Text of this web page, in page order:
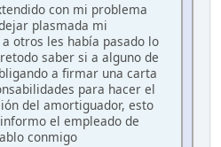
con mi problema
plasmada mi
otros les había pasado lo
saber si a alguno de
a firmar una carta
para hacer el
del amortiguador, esto
el empleado de
conmigo